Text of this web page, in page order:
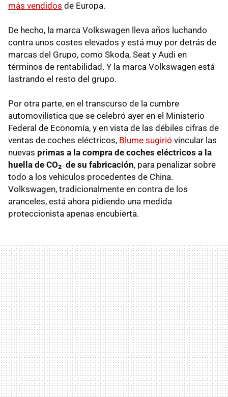
más vendidos de Europa.
De hecho, la marca Volkswagen lleva años luchando
contra unos costes elevados y está muy por detrás de
marcas del Grupo, como Skoda, Seat y Audi en
términos de rentabilidad. Y la marca Volkswagen está
lastrando el resto del grupo.
Por otra parte, en el transcurso de la cumbre
automovilística que se celebró ayer en el Ministerio
Federal de Economía, y en vista de las débiles cifras de
ventas de coches eléctricos, Blume sugirió vincular las
nuevas primas a la compra de coches eléctricos a la
huella de CO₂ de su fabricación, para penalizar sobre
todo a los vehículos procedentes de China.
Volkswagen, tradicionalmente en contra de los
aranceles, está ahora pidiendo una medida
proteccionista apenas encubierta.